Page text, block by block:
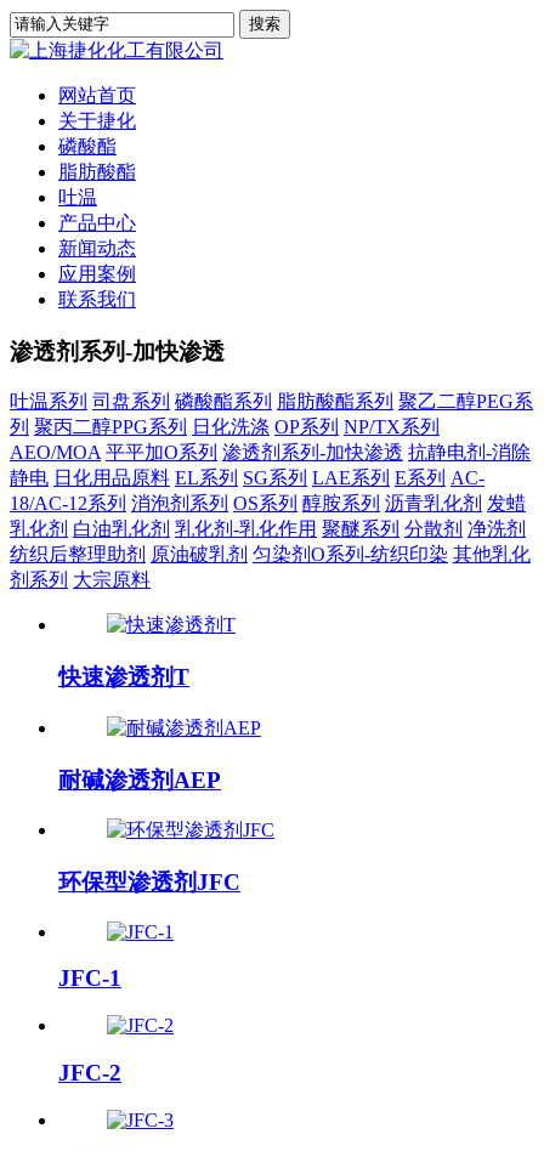
网站首页
关于捷化
磷酸酯
脂肪酸酯
吐温
产品中心
新闻动态
应用案例
联系我们
渗透剂系列-加快渗透
吐温系列 司盘系列 磷酸酯系列 脂肪酸酯系列 聚乙二醇PEG系
列 聚丙二醇PPG系列 日化洗涤 OP系列 NP/TX系列
AEO/MOA 平平加O系列 渗透剂系列-加快渗透 抗静电剂-消除
静电 日化用品原料 EL系列 SG系列 LAE系列 E系列 AC-
18/AC-12系列 消泡剂系列 OS系列 醇胺系列 沥青乳化剂 发蜡
乳化剂 白油乳化剂 乳化剂-乳化作用 聚醚系列 分散剂 净洗剂
纺织后整理助剂 原油破乳剂 匀染剂O系列-纺织印染 其他乳化
剂系列 大宗原料
快速渗透剂T
耐碱渗透剂AEP
环保型渗透剂JFC
JFC-1
JFC-2